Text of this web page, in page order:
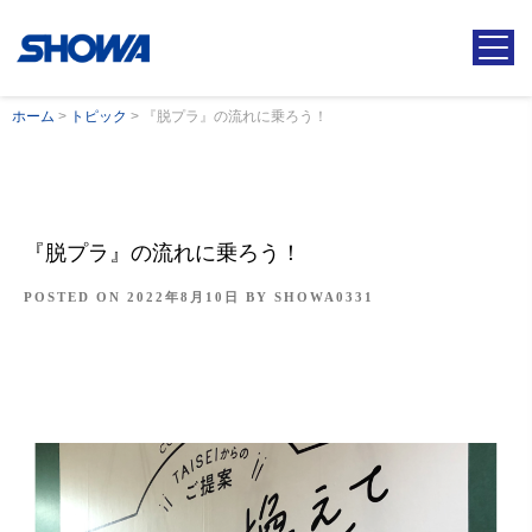
ホーム > トピック > 『脱プラ』の流れに乗ろう！
『脱プラ』の流れに乗ろう！
POSTED ON 2022年8月10日 BY SHOWA0331